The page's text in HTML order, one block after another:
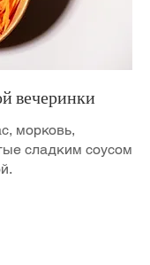
вечеринки
морковь,
сладким соусом